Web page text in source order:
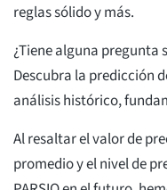
reglas sólido y más.
¿Tiene alguna pregunta
Descubra la predicción
análisis histórico,
Al resaltar el valor de
promedio y el nivel de